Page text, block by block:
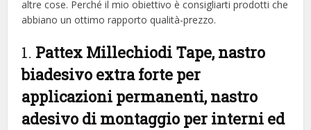
altre cose. Perché il mio obiettivo è consigliarti prodotti che
abbiano un ottimo rapporto qualità-prezzo.
1. Pattex Millechiodi Tape, nastro
biadesivo extra forte per
applicazioni permanenti, nastro
adesivo di montaggio per interni ed